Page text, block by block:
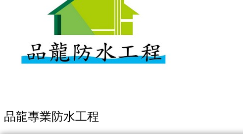
品龍專業防水工程